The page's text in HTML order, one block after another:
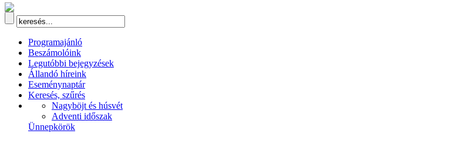
Programajánló
Beszámolóink
Legutóbbi bejegyzések
Állandó híreink
Eseménynaptár
Keresés, szűrés
Nagyböjt és húsvét
Adventi időszak
Ünnepkörök